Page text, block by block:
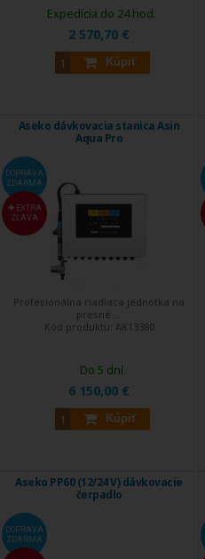
2 570,70 €
Kúpiť
Expedícia do 24 hod.
Aseko dávkovacia stanica Asin
Aqua Pro
DOPRAVA
ZDARMA
EXTRA
ZĽAVA
Profesionálna riadiaca jednotka na
presné ...
Kód produktu: AK13380
6 150,00 €
Kúpiť
Do 5 dní
Aseko PP60 (12/24 V) dávkovacie
čerpadlo
DOPRAVA
ZDARMA